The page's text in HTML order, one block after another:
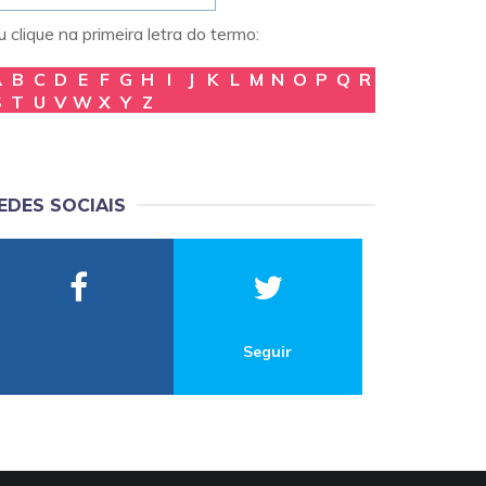
clique na primeira letra do termo:
B C D E F G H I J K L M N O P Q R
T U V W X Y Z
SOCIAIS
Seguir